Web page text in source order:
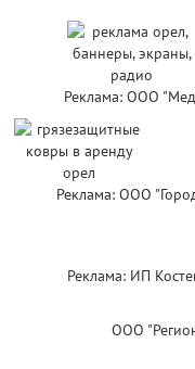
Реклама: ООО
Реклама: ООО
Реклама: ИП
ООО